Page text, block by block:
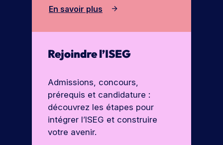
En savoir plus
Rejoindre l’ISEG
Admissions, concours,
prérequis et candidature :
découvrez les étapes pour
intégrer l’ISEG et construire
votre avenir.